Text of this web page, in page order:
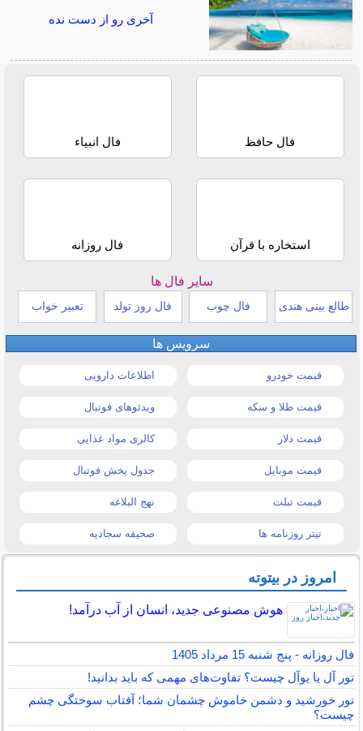
آخری رو از دست نده
فال حافظ فال انبیاء
استخاره با قرآن فال روزانه
سایر فال ها
طالع بینی هندی فال چوب فال روز تولد تعبیر خواب
سرویس ها
قیمت خودرو اطلاعات دارویی
قیمت طلا و سکه ویدئوهای فوتبال
قیمت دلار کالری مواد غذایی
قیمت موبایل جدول پخش فوتبال
قیمت تبلت نهج البلاغه
تیتر روزنامه ها صحیفه سجادیه
امروز در بیتوته
هوش مصنوعی جدید، انسان از آب درآمد!
فال روزانه - پنج شنبه 15 مرداد 1405
تور آل یا یوآل چیست؟ تفاوت‌های مهمی که باید بدانید!
نور خورشید و دشمن خاموش چشمان شما؛ آفتاب سوختگی چشم
چیست؟